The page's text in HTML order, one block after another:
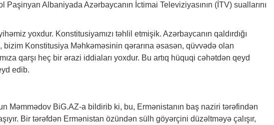
Paşinyan Albaniyada Azərbaycanın İctimai Televiziyasının (İTV) suallarını
yoxdur. Konstitusiyamızı təhlil etmişik. Azərbaycanın qaldırdığı
bizim Konstitusiya Məhkəməsinin qərarına əsasən, qüvvədə olan
qarşı heç bir ərazi iddiaları yoxdur. Bu artıq hüquqi cəhətdən qeyd
edib.
Məmmədov BiG.AZ-a bildirib ki, bu, Ermənistanın baş naziri tərəfindən
Bir tərəfdən Ermənistan özündən sülh göyərçini düzəltməyə çalışır,